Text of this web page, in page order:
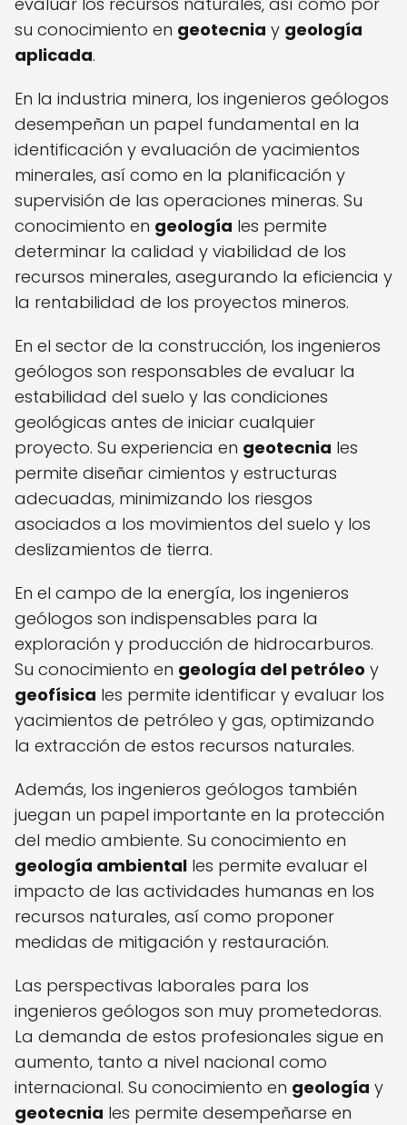
su conocimiento en geotecnia y geología
aplicada.
En la industria minera, los ingenieros geólogos
desempeñan un papel fundamental en la
identificación y evaluación de yacimientos
minerales, así como en la planificación y
supervisión de las operaciones mineras. Su
conocimiento en geología les permite
determinar la calidad y viabilidad de los
recursos minerales, asegurando la eficiencia y
la rentabilidad de los proyectos mineros.
En el sector de la construcción, los ingenieros
geólogos son responsables de evaluar la
estabilidad del suelo y las condiciones
geológicas antes de iniciar cualquier
proyecto. Su experiencia en geotecnia les
permite diseñar cimientos y estructuras
adecuadas, minimizando los riesgos
asociados a los movimientos del suelo y los
deslizamientos de tierra.
En el campo de la energía, los ingenieros
geólogos son indispensables para la
exploración y producción de hidrocarburos.
Su conocimiento en geología del petróleo y
geofísica les permite identificar y evaluar los
yacimientos de petróleo y gas, optimizando
la extracción de estos recursos naturales.
Además, los ingenieros geólogos también
juegan un papel importante en la protección
del medio ambiente. Su conocimiento en
geología ambiental les permite evaluar el
impacto de las actividades humanas en los
recursos naturales, así como proponer
medidas de mitigación y restauración.
Las perspectivas laborales para los
ingenieros geólogos son muy prometedoras.
La demanda de estos profesionales sigue en
aumento, tanto a nivel nacional como
internacional. Su conocimiento en geología y
geotecnia les permite desempeñarse en